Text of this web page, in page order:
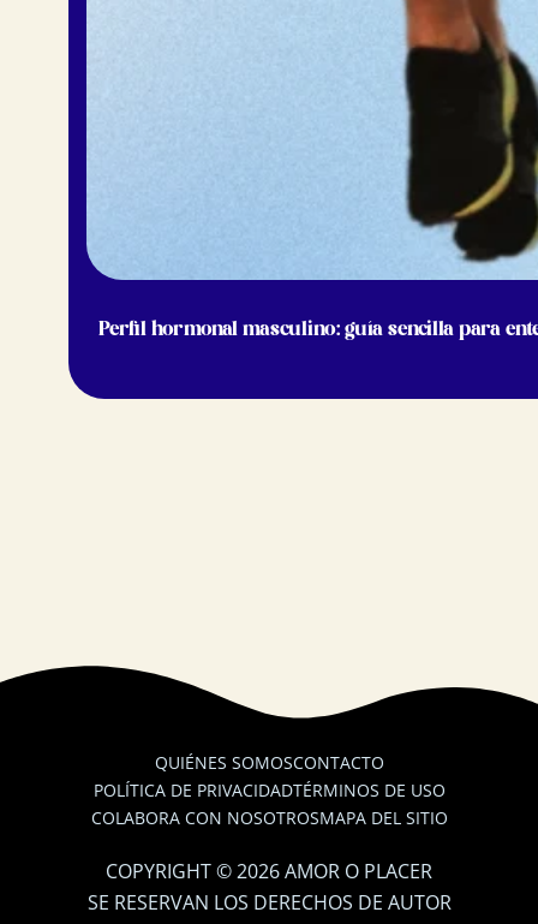
Perfil hormonal masculino: guía sencilla para
QUIÉNES SOMOSCONTACTO
POLÍTICA DE PRIVACIDADTÉRMINOS DE USO
COLABORA CON NOSOTROSMAPA DEL SITIO
COPYRIGHT © 2026 AMOR O PLACER
SE RESERVAN LOS DERECHOS DE AUTOR